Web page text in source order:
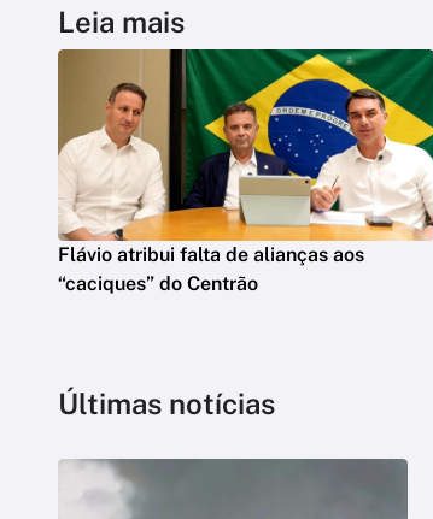
Leia mais
Flávio atribui falta de alianças aos
“caciques” do Centrão
Últimas notícias